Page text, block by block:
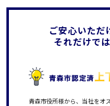
ご安心いただ
それだけで
青森市役所様から、当社をオ